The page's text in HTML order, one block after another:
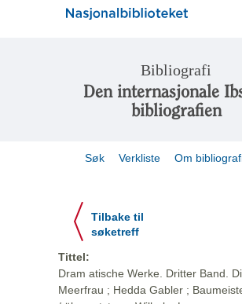
Bibliografi
Den internasjonale
bibliografien
Søk Verkliste Om
Tilbake til
søketreff
Tittel:
Dram atische Werke. Dritter Band.
Meerfrau ; Hedda Gabler ;